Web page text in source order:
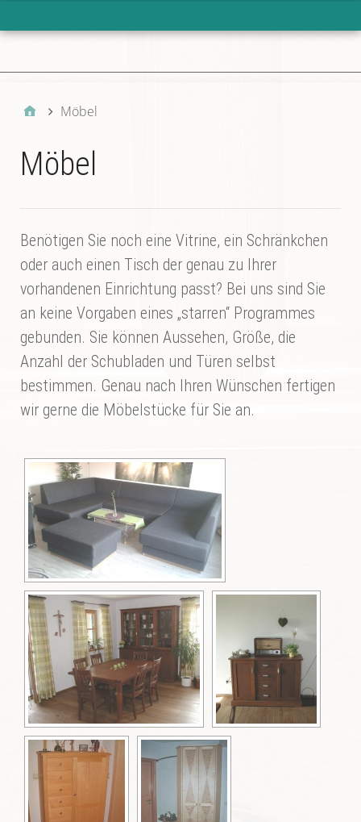
Möbel
Möbel
Benötigen Sie noch eine Vitrine, ein Schränkchen
oder auch einen Tisch der genau zu Ihrer
vorhandenen Einrichtung passt? Bei uns sind Sie
an keine Vorgaben eines „starren“ Programmes
gebunden. Sie können Aussehen, Größe, die
Anzahl der Schubladen und Türen selbst
bestimmen. Genau nach Ihren Wünschen fertigen
wir gerne die Möbelstücke für Sie an.